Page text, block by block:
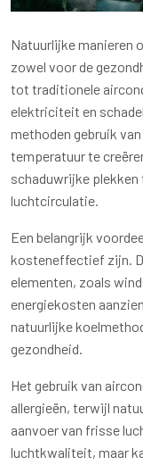
Natuurlijke manieren
zowel voor de
tot traditionele
elektriciteit en
methoden gebruik
temperatuur te
schaduwrijke
luchtcirculatie.
Een belangrijk
kosteneffectief zijn.
elementen, zoals
energiekosten
natuurlijke
gezondheid.
Het gebruik van
allergieën, terwijl
aanvoer van frisse
luchtkwaliteit, maar